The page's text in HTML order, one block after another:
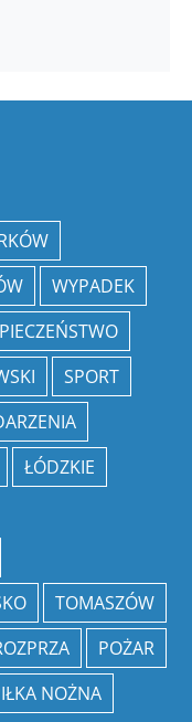
WYPADEK
SPORT
ŁÓDZKIE
TOMASZÓW
POŻAR
NOŻNA